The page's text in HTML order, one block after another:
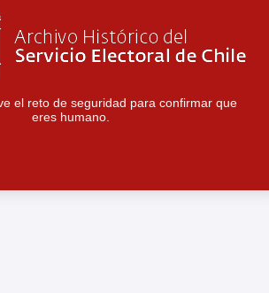
el reto de seguridad para confirmar que
eres humano.